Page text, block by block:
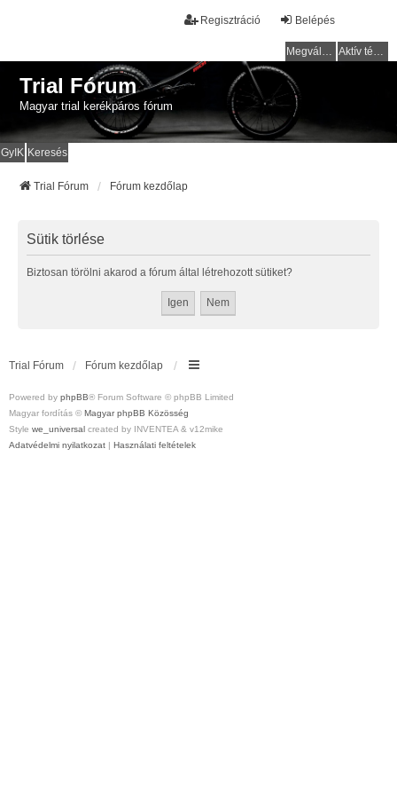
Belépés
Regisztráció
Megválaszolatlan témák Aktív témák
Trial Fórum
Magyar trial kerékpáros fórum
GyIK Keresés
Trial Fórum Fórum kezdőlap
Sütik törlése
Biztosan törölni akarod a fórum által létrehozott sütiket?
Trial Fórum Fórum kezdőlap
Powered by phpBB® Forum Software © phpBB Limited
Magyar fordítás © Magyar phpBB Közösség
Style we_universal created by INVENTEA & v12mike
Adatvédelmi nyilatkozat | Használati feltételek